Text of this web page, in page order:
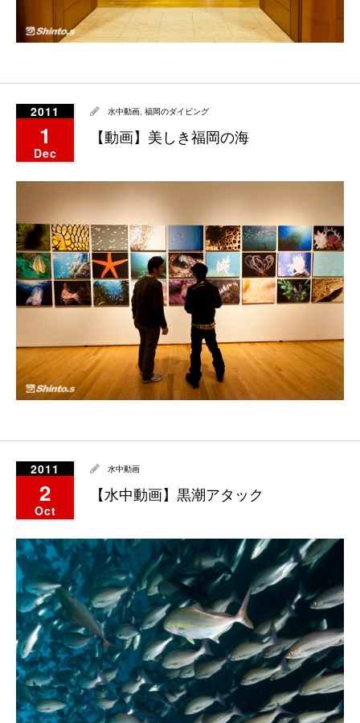
2011
1
Dec
水中動画, 福岡のダイビング
【動画】美しき福岡の海
2011
2
Oct
水中動画
【水中動画】黒潮アタック